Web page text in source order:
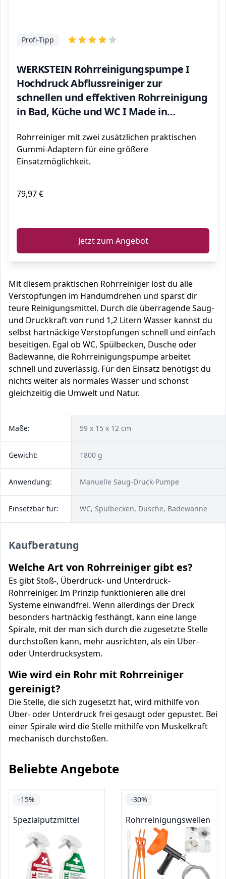
WERKSTEIN Rohrreinigungspumpe I
Hochdruck Abflussreiniger zur
schnellen und effektiven Rohrreinigung
in Bad, Küche und WC I Made in
Profi-Tipp
Rohrreiniger mit zwei zusätzlichen praktischen
Gummi-Adaptern für eine größere
Einsatzmöglichkeit.
79,97 €
Jetzt zum Angebot
Mit diesem praktischen Rohrreiniger löst du alle
Verstopfungen im Handumdrehen und sparst dir
teure Reinigungsmittel. Durch die überragende Saug-
und Druckkraft von rund 1,2 Litern Wasser kannst du
selbst hartnäckige Verstopfungen schnell und einfach
beseitigen. Egal ob WC, Spülbecken, Dusche oder
Badewanne, die Rohrreinigungspumpe arbeitet
schnell und zuverlässig. Für den Einsatz benötigst du
nichts weiter als normales Wasser und schonst
gleichzeitig die Umwelt und Natur.
Maße: ‎59 x 15 x 12 cm
Gewicht: 1800 g
Anwendung: Manuelle Saug-Druck-Pumpe
Einsetzbar für: WC, Spülbecken, Dusche, Badewanne
Kaufberatung
Welche Art von Rohrreiniger gibt es?
Es gibt Stoß-, Überdruck- und Unterdruck-
Rohrreiniger. Im Prinzip funktionieren alle drei
Systeme einwandfrei. Wenn allerdings der Dreck
besonders hartnäckig festhängt, kann eine lange
Spirale, mit der man sich durch die zugesetzte Stelle
durchstoßen kann, mehr ausrichten, als ein Über-
oder Unterdrucksystem.
Wie wird ein Rohr mit Rohrreiniger
gereinigt?
Die Stelle, die sich zugesetzt hat, wird mithilfe von
Über- oder Unterdruck frei gesaugt oder gepustet. Bei
einer Spirale wird die Stelle mithilfe von Muskelkraft
mechanisch durchstoßen.
Beliebte Angebote
-15%
Spezialputzmittel
-30%
Rohrreinigungswellen